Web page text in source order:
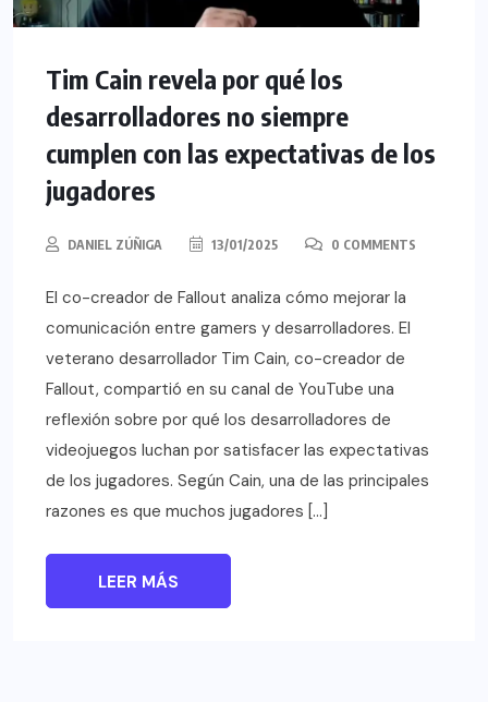
Tim Cain revela por qué los
desarrolladores no siempre
cumplen con las expectativas de los
jugadores
DANIEL ZÚÑIGA 13/01/2025 0 COMMENTS
El co-creador de Fallout analiza cómo mejorar la
comunicación entre gamers y desarrolladores. El
veterano desarrollador Tim Cain, co-creador de
Fallout, compartió en su canal de YouTube una
reflexión sobre por qué los desarrolladores de
videojuegos luchan por satisfacer las expectativas
de los jugadores. Según Cain, una de las principales
razones es que muchos jugadores […]
LEER MÁS